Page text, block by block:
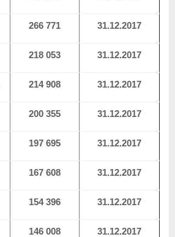
266 771 31.12.2017
218 053 31.12.2017
214 908 31.12.2017
200 355 31.12.2017
197 695 31.12.2017
167 608 31.12.2017
154 396 31.12.2017
146 008 31.12.2017